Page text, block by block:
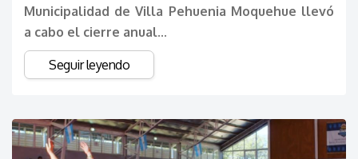
Municipalidad de Villa Pehuenia Moquehue llevó
a cabo el cierre anual...
Seguir leyendo